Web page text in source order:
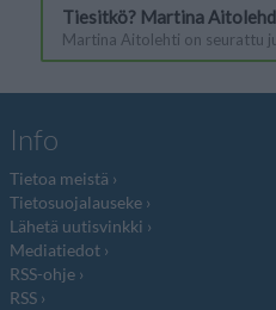
Info
Tietoa meistä
Tietosuojalauseke
Lähetä uutisvinkki
Mediatiedot
RSS-ohje
RSS